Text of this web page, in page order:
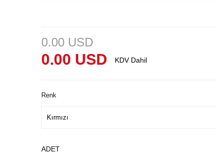
0.00 USD
KDV Dahil
0.00 USD
Renk
ADET